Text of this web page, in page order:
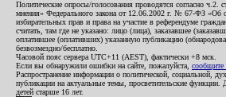
Политические опросы/голосования проводятся согласно ч.2.
мнения» Федерального закона от 12.06.2002 г. № 67-ФЗ «Об
избирательных прав и права на участие в референдуме
считать, там где не указано: лицо (лица), заказавшее
оплатившее (оплативших) указанную публикацию
безвозмездно/бесплатно.
Часовой пояс сервера UTC+11 (AEST), фактически +8 мск.
Если вы обнаружили ошибки на сайте, пожалуйста, сообщите
Распространение информации о политической, социальной,
публикации на актуальные темы, просветительские
детей старше 16 лет.